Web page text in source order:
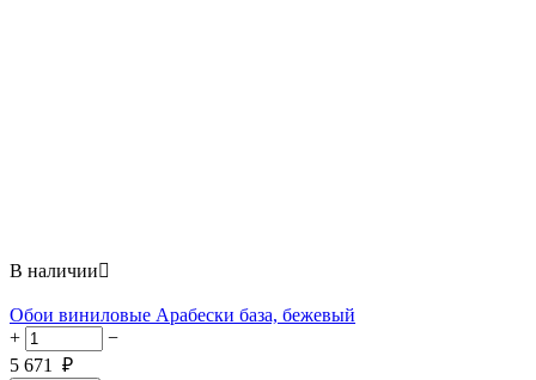
В наличии
Обои виниловые Арабески база, бежевый
+
−
5 671 ₽